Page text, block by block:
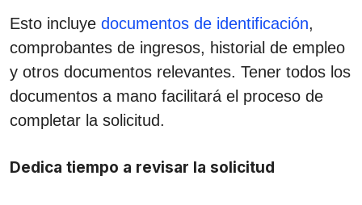
Esto incluye documentos de identificación,
comprobantes de ingresos, historial de empleo
y otros documentos relevantes. Tener todos los
documentos a mano facilitará el proceso de
completar la solicitud.
Dedica tiempo a revisar la solicitud